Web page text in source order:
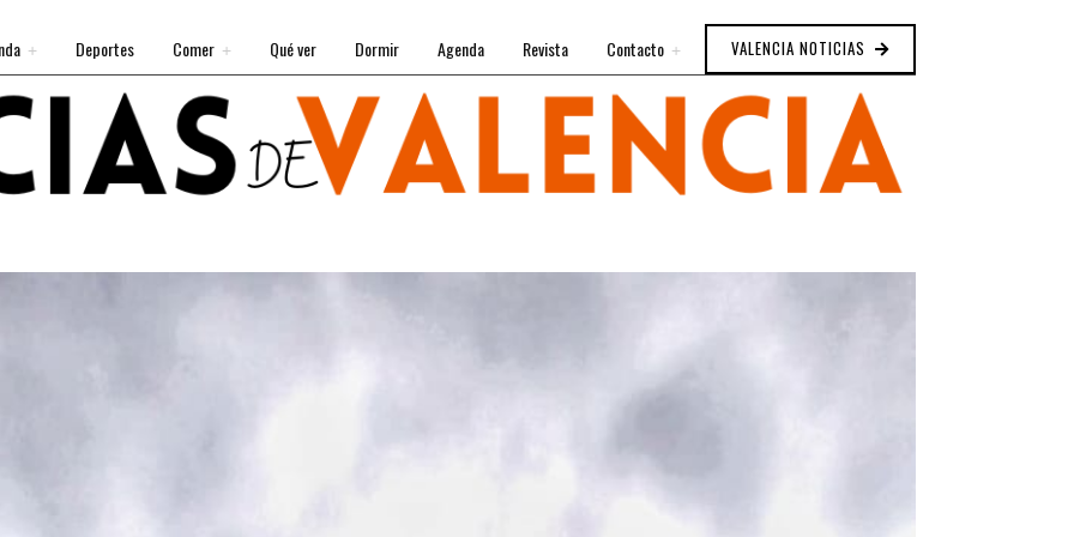
Deportes Comer Qué ver Dormir Agenda Revista Contacto VALENCIA NOTICIAS